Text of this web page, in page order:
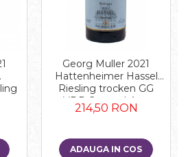
Georg Muller 2021
Hattenheimer Hassel
Riesling trocken GG
VDP.Grosse LAge
214,50 RON
ADAUGA IN COS